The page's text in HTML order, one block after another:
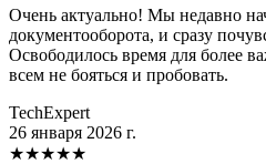
Очень актуально! Мы недавно
документооборота, и сразу
Освободилось время для более
всем не бояться и пробовать.
TechExpert
26 января 2026 г.
★★★★★